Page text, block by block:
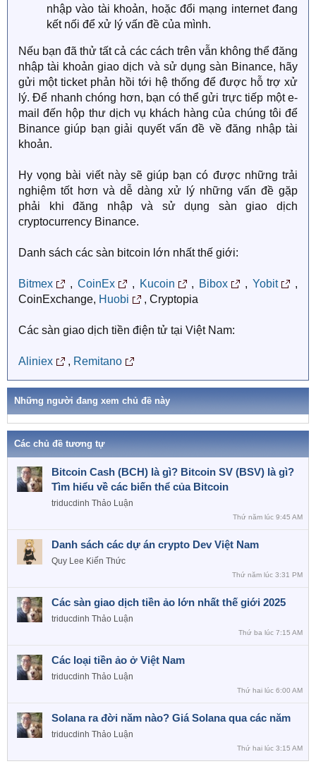
nhập vào tài khoản, hoặc đổi mạng internet đang
kết nối để xử lý vấn đề của mình.
Nếu bạn đã thử tất cả các cách trên vẫn không thể đăng
nhập tài khoản giao dịch và sử dụng sàn Binance, hãy
gửi một ticket phản hồi tới hệ thống để được hỗ trợ xử
lý. Để nhanh chóng hơn, bạn có thể gửi trực tiếp một e-
mail đến hộp thư dịch vụ khách hàng của chúng tôi để
Binance giúp bạn giải quyết vấn đề về đăng nhập tài
khoản.
Hy vọng bài viết này sẽ giúp bạn có được những trải
nghiệm tốt hơn và dễ dàng xử lý những vấn đề gặp
phải khi đăng nhập và sử dụng sàn giao dịch
cryptocurrency Binance.
Danh sách các sàn bitcoin lớn nhất thế giới:
Bitmex , CoinEx , Kucoin , Bibox ,Yobit
,
CoinExchange, Huobi , Cryptopia
Các sàn giao dịch tiền điện tử tại Việt Nam:
Aliniex , Remitano
Những người đang xem chủ đề này
Các chủ đề tương tự
Bitcoin Cash (BCH) là gì? Bitcoin SV (BSV) là gì?
Tìm hiểu về các biến thể của Bitcoin
triducdinh Thảo Luận
Thứ năm lúc 9:45 AM
Danh sách các dự án crypto Dev Việt Nam
Quy Lee Kiến Thức
Thứ năm lúc 3:31 PM
Các sàn giao dịch tiền ảo lớn nhất thế giới 2025
triducdinh Thảo Luận
Thứ ba lúc 7:15 AM
Các loại tiền ảo ở Việt Nam
triducdinh Thảo Luận
Thứ hai lúc 6:00 AM
Solana ra đời năm nào? Giá Solana qua các năm
triducdinh Thảo Luận
Thứ hai lúc 3:15 AM